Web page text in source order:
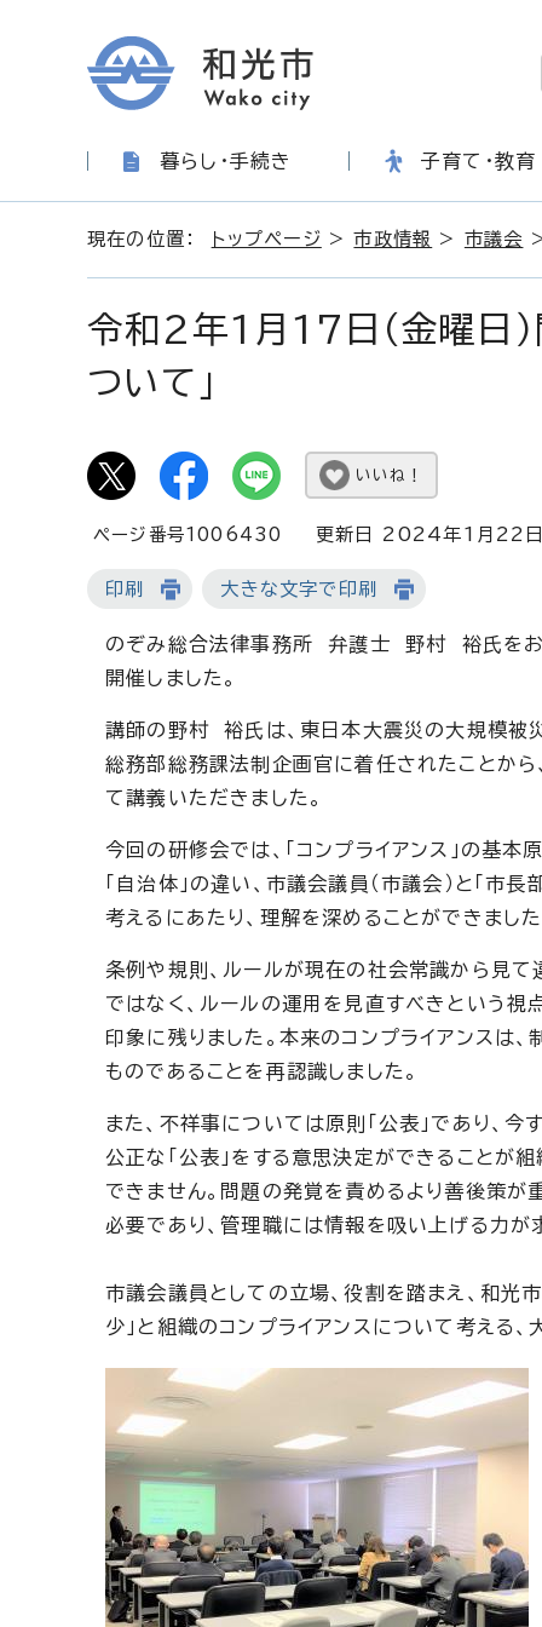
暮らし・手続き 子育て・教育
現在の位置： トップページ >市政情報 > 市議会
令和2年1月17日（金曜日）
ついて」
いいね！
ページ番号1006430 更新日 2024年1月22
印刷 大きな文字で印刷
のぞみ総合法律事務所 弁護士 野村 裕氏をお
開催しました。
講師の野村 裕氏は、東日本大震災の大規模被
総務部総務課法制企画官に着任されたことから
て講義いただきました。
今回の研修会では、「コンプライアンス」の基本
「自治体」の違い、市議会議員（市議会）と「
考えるにあたり、理解を深めることができました
条例や規則、ルールが現在の社会常識から見
ではなく、ルールの運用を見直すべきという視
印象に残りました。本来のコンプライアンスは
ものであることを再認識しました。
また、不祥事については原則「公表」であり、
公正な「公表」をする意思決定ができることが
できません。問題の発覚を責めるより善後策が
必要であり、管理職には情報を吸い上げる力が
市議会議員としての立場、役割を踏まえ、和光
少」と組織のコンプライアンスについて考える